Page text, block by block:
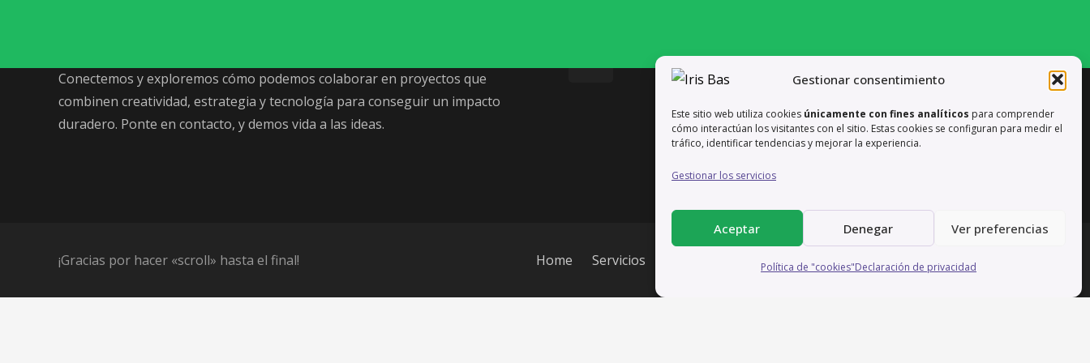
Gestionar consentimiento
Este sitio web utiliza cookies únicamente con fines analíticos para comprender
cómo interactúan los visitantes con el sitio. Estas cookies se configuran para medir el
tráfico, identificar tendencias y mejorar la experiencia.
Gestionar los servicios
Aceptar Denegar Ver preferencias
Política de "cookies"Declaración de privacidad
Conectemos y exploremos cómo podemos colaborar en proyectos que
combinen creatividad, estrategia y tecnología para conseguir un impacto
duradero. Ponte en contacto, y demos vida a las ideas.
¡Gracias por hacer «scroll» hasta el final! Home Servicios Cookies (Inglés) Contacto Política de Privacidad (Inglés)